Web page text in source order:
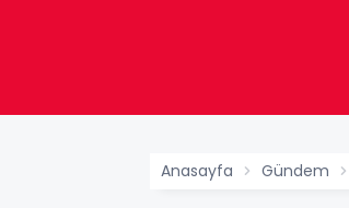
Anasayfa Gündem